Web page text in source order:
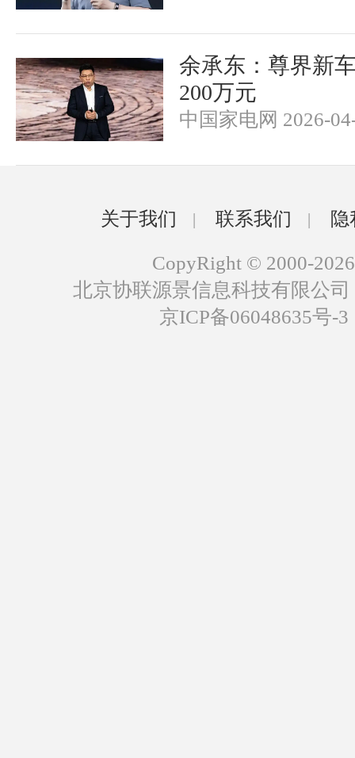
余承东：尊界新
200万元
中国家电网 2026-
关于我们 联系我们
CopyRight © 2000-2026
北京协联源景信息科技有限公
京ICP备06048635号-3